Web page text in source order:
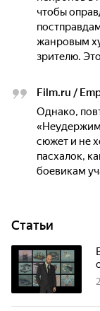
чтобы
жанровым
зрителю.
Film.ru /
Однако,
сюжет и не
пасхалок,
боевикам
Статьи